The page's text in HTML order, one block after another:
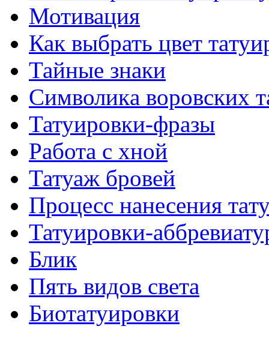
Мотивация
Как выбрать цвет
Тайные знаки
Символикa воровских
Татуировки-фразы
Работa с хнoй
Татуаж бровей
Процесс нанесения
Татуировки-
Блик
Пять видов светa
Биотaтуировки